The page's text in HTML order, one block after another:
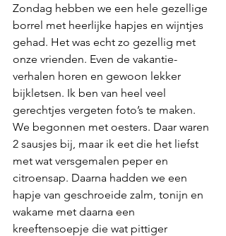
Zondag hebben we een hele gezellige
borrel met heerlijke hapjes en wijntjes
gehad. Het was echt zo gezellig met
onze vrienden. Even de vakantie-
verhalen horen en gewoon lekker
bijkletsen. Ik ben van heel veel
gerechtjes vergeten foto’s te maken.
We begonnen met oesters. Daar waren
2 sausjes bij, maar ik eet die het liefst
met wat versgemalen peper en
citroensap. Daarna hadden we een
hapje van geschroeide zalm, tonijn en
wakame met daarna een
kreeftensoepje die wat pittiger